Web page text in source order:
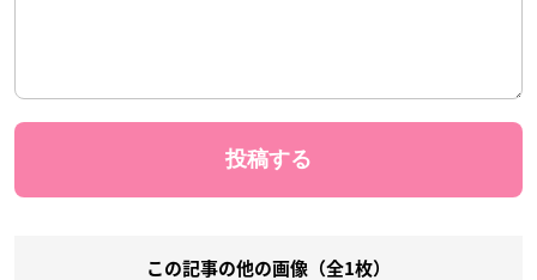
この記事の他の画像（全1枚）